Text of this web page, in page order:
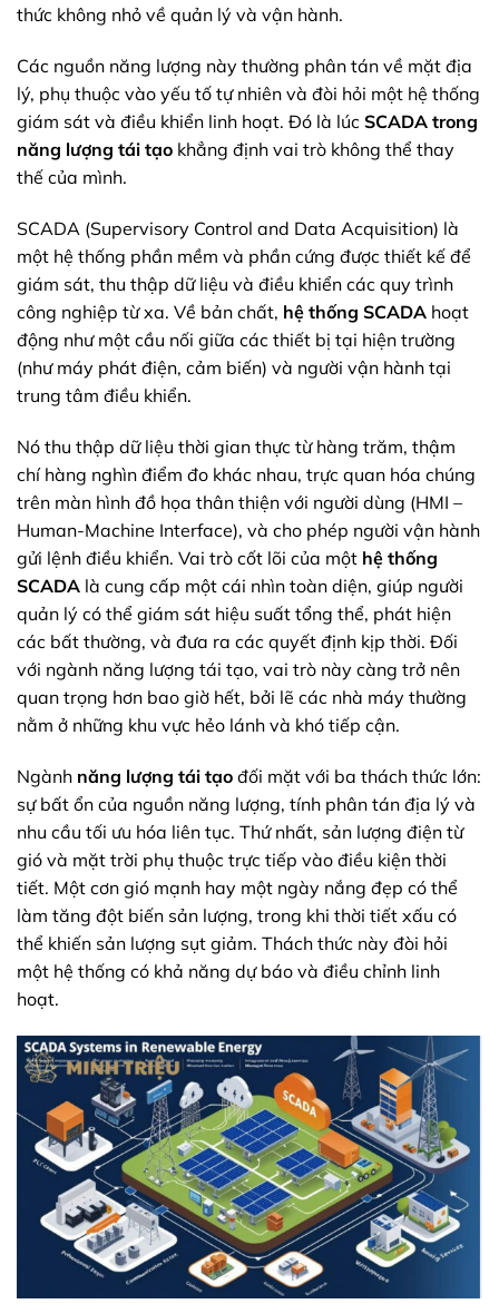
thức không nhỏ về quản lý và vận hành.
Các nguồn năng lượng này thường phân tán về mặt địa
lý, phụ thuộc vào yếu tố tự nhiên và đòi hỏi một hệ thống
giám sát và điều khiển linh hoạt. Đó là lúc SCADA trong
năng lượng tái tạo khẳng định vai trò không thể thay
thế của mình.
SCADA (Supervisory Control and Data Acquisition) là
một hệ thống phần mềm và phần cứng được thiết kế để
giám sát, thu thập dữ liệu và điều khiển các quy trình
công nghiệp từ xa. Về bản chất, hệ thống SCADA hoạt
động như một cầu nối giữa các thiết bị tại hiện trường
(như máy phát điện, cảm biến) và người vận hành tại
trung tâm điều khiển.
Nó thu thập dữ liệu thời gian thực từ hàng trăm, thậm
chí hàng nghìn điểm đo khác nhau, trực quan hóa chúng
trên màn hình đồ họa thân thiện với người dùng (HMI –
Human-Machine Interface), và cho phép người vận hành
gửi lệnh điều khiển. Vai trò cốt lõi của một hệ thống
SCADA là cung cấp một cái nhìn toàn diện, giúp người
quản lý có thể giám sát hiệu suất tổng thể, phát hiện
các bất thường, và đưa ra các quyết định kịp thời. Đối
với ngành năng lượng tái tạo, vai trò này càng trở nên
quan trọng hơn bao giờ hết, bởi lẽ các nhà máy thường
nằm ở những khu vực hẻo lánh và khó tiếp cận.
Ngành năng lượng tái tạo đối mặt với ba thách thức lớn:
sự bất ổn của nguồn năng lượng, tính phân tán địa lý và
nhu cầu tối ưu hóa liên tục. Thứ nhất, sản lượng điện từ
gió và mặt trời phụ thuộc trực tiếp vào điều kiện thời
tiết. Một cơn gió mạnh hay một ngày nắng đẹp có thể
làm tăng đột biến sản lượng, trong khi thời tiết xấu có
thể khiến sản lượng sụt giảm. Thách thức này đòi hỏi
một hệ thống có khả năng dự báo và điều chỉnh linh
hoạt.